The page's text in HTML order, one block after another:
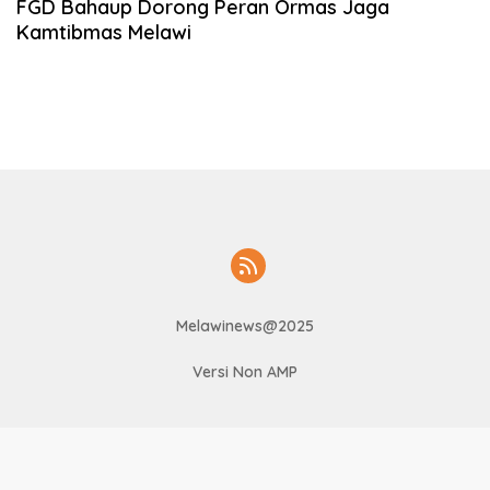
FGD Bahaup Dorong Peran Ormas Jaga
Kamtibmas Melawi
Melawinews@2025
Versi Non AMP